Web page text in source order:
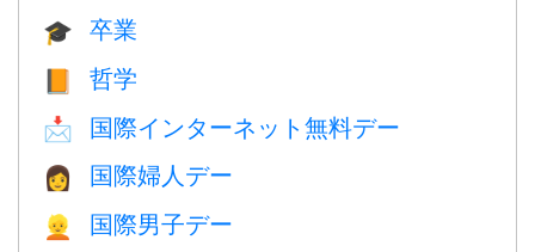
🎓 卒業
📙 哲学
📩 国際インターネット無料デー
👩 国際婦人デー
👱 国際男子デー